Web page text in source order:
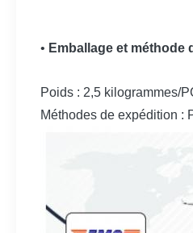
• Emballage et méthode
Poids : 2,5 kilogrammes/
Méthodes de expédition :